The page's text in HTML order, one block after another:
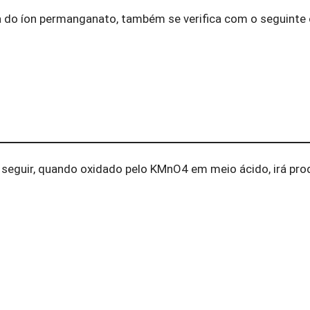
íon permanganato, também se verifica com o
quando oxidado pelo KMnO4 em meio ácido, irá